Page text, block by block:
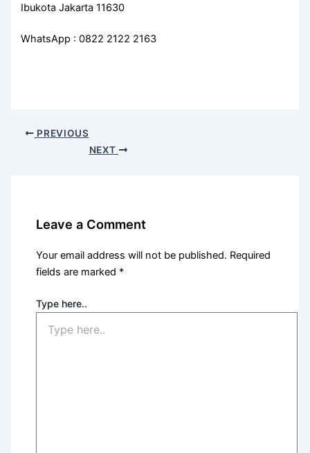
Ibukota Jakarta 11630
WhatsApp : 0822 2122 2163
PREVIOUS
NEXT
Leave a Comment
Your email address will not be published. Required
fields are marked *
Type here..